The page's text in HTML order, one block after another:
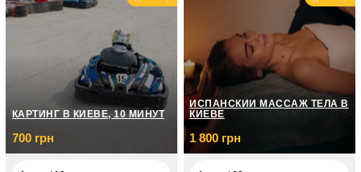
КАРТИНГ В КИЕВЕ, 10 МИНУТ
700 грн
ИСПАНСКИЙ МАССАЖ ТЕЛА В
КИЕВЕ
1 800 грн